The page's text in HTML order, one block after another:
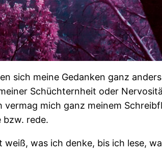
sich meine Gedanken ganz
Schüchternheit oder
vermag mich ganz meinem
bzw. rede.
was ich denke, bis ich lese,